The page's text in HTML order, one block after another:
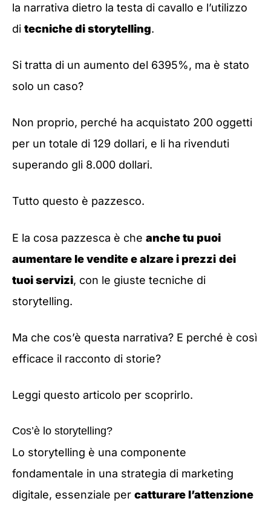
la narrativa dietro la testa di cavallo e l’utilizzo
di tecniche di storytelling.
Si tratta di un aumento del 6395%, ma è stato
solo un caso?
Non proprio, perché ha acquistato 200 oggetti
per un totale di 129 dollari, e li ha rivenduti
superando gli 8.000 dollari.
Tutto questo è pazzesco.
E la cosa pazzesca è che anche tu puoi
aumentare le vendite e alzare i prezzi dei
tuoi servizi, con le giuste tecniche di
storytelling.
Ma che cos’è questa narrativa? E perché è così
efficace il racconto di storie?
Leggi questo articolo per scoprirlo.
Cos’è lo storytelling?
Lo storytelling è una componente
fondamentale in una strategia di marketing
digitale, essenziale per catturare l’attenzione